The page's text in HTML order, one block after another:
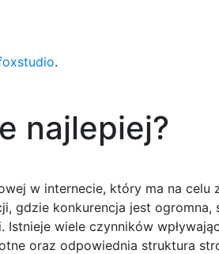
.
najlepiej?
w internecie, który ma na celu
gdzie konkurencja jest
wiele czynników
oraz odpowiednia struktura